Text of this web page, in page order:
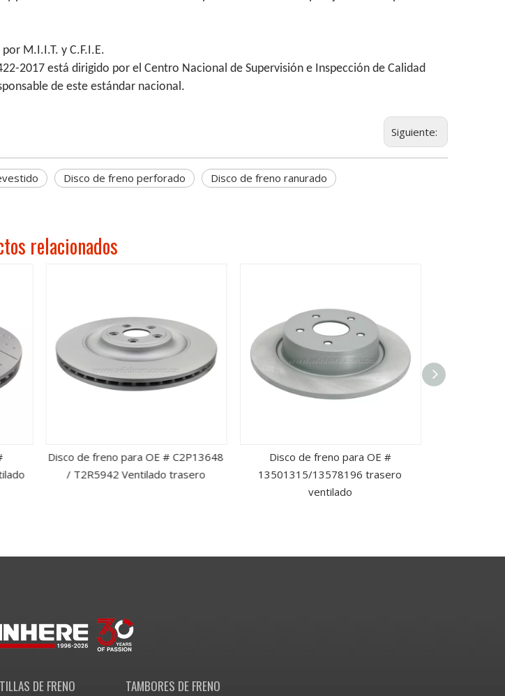
M.I.I.T. y C.F.I.E.
2017 está dirigido por el Centro Nacional de Supervisión e Inspección de Calidad
de este estándar nacional.
Siguiente:
Disco de freno perforado Disco de freno ranurado
relacionados
Disco de freno para OE # C2P13648
/ T2R5942 Ventilado trasero
Disco de freno para OE #
13501315/13578196 trasero
ventilado
DE FRENO TAMBORES DE FRENO